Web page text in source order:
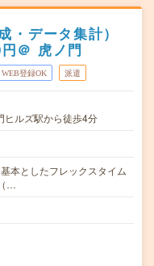
・データ集計）
＠ 虎ノ門
WEB登録OK 派遣
ヒルズ駅から徒歩4分
本としたフレックスタイム
…